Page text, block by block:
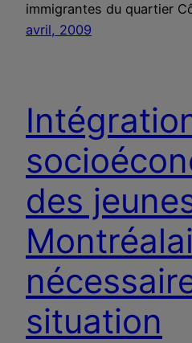
immigrantes du quartier
avril, 2009
des
situation